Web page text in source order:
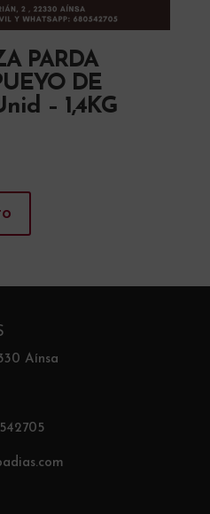
PARDA
DE
– 1,4KG
Aínsa